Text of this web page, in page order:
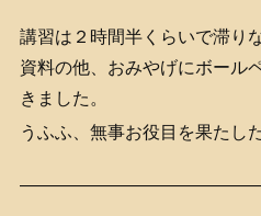
講習は２時間半くらいで滞り
資料の他、おみやげにボール
きました。
うふふ、無事お役目を果たし